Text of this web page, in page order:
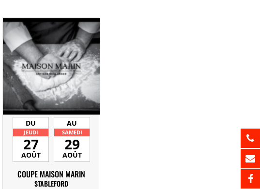
DU
JEUDI
27
AOÛT
AU
SAMEDI
29
AOÛT
COUPE MAISON MARIN
STABLEFORD